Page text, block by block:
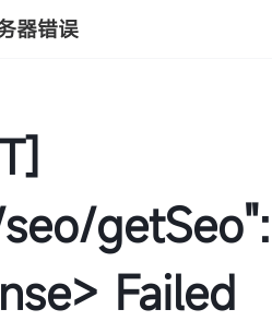
器错误
getSeo":
Failed